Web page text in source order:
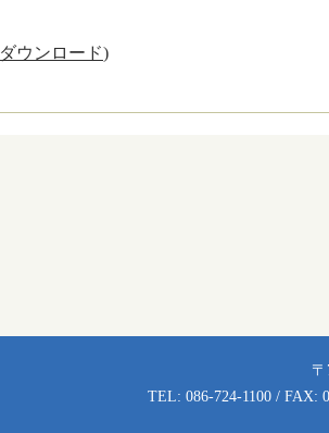
ダウンロード)
TEL: 086-724-1100 / FAX: